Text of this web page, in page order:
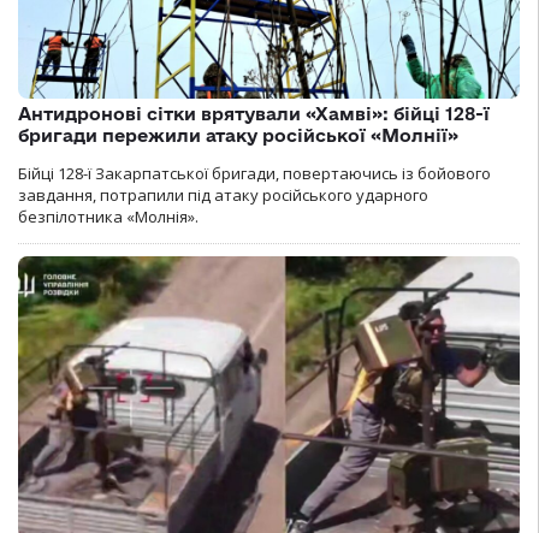
Антидронові сітки врятували «Хамві»: бійці 128-ї
бригади пережили атаку російської «Молнії»
Бійці 128-ї Закарпатської бригади, повертаючись із бойового
завдання, потрапили під атаку російського ударного
безпілотника «Молнія».